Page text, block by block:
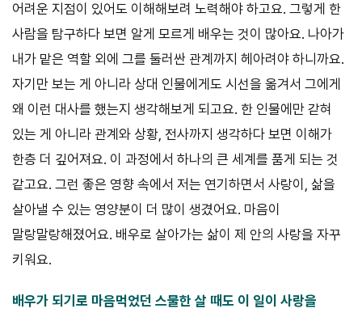
어려운 지점이 있어도 이해해보려 노력해야 하고요. 그렇게 한
사람을 탐구하다 보면 알게 모르게 배우는 것이 많아요. 나아가
내가 맡은 역할 외에 그를 둘러싼 관계까지 헤아려야 하니까요.
자기만 보는 게 아니라 상대 인물에게도 시선을 옮겨서 그에게
왜 이런 대사를 했는지 생각해보게 되고요. 한 인물에만 갇혀
있는 게 아니라 관계와 상황, 전사까지 생각하다 보면 이해가
한층 더 깊어져요. 이 과정에서 하나의 큰 세계를 품게 되는 것
같고요. 그런 좋은 영향 속에서 저는 연기하면서 사랑이, 삶을
살아낼 수 있는 영양분이 더 많이 생겼어요. 마음이
말랑말랑해졌어요. 배우로 살아가는 삶이 제 안의 사랑을 자꾸
키워요.
배우가 되기로 마음먹었던 스물한 살 때도 이 일이 사랑을